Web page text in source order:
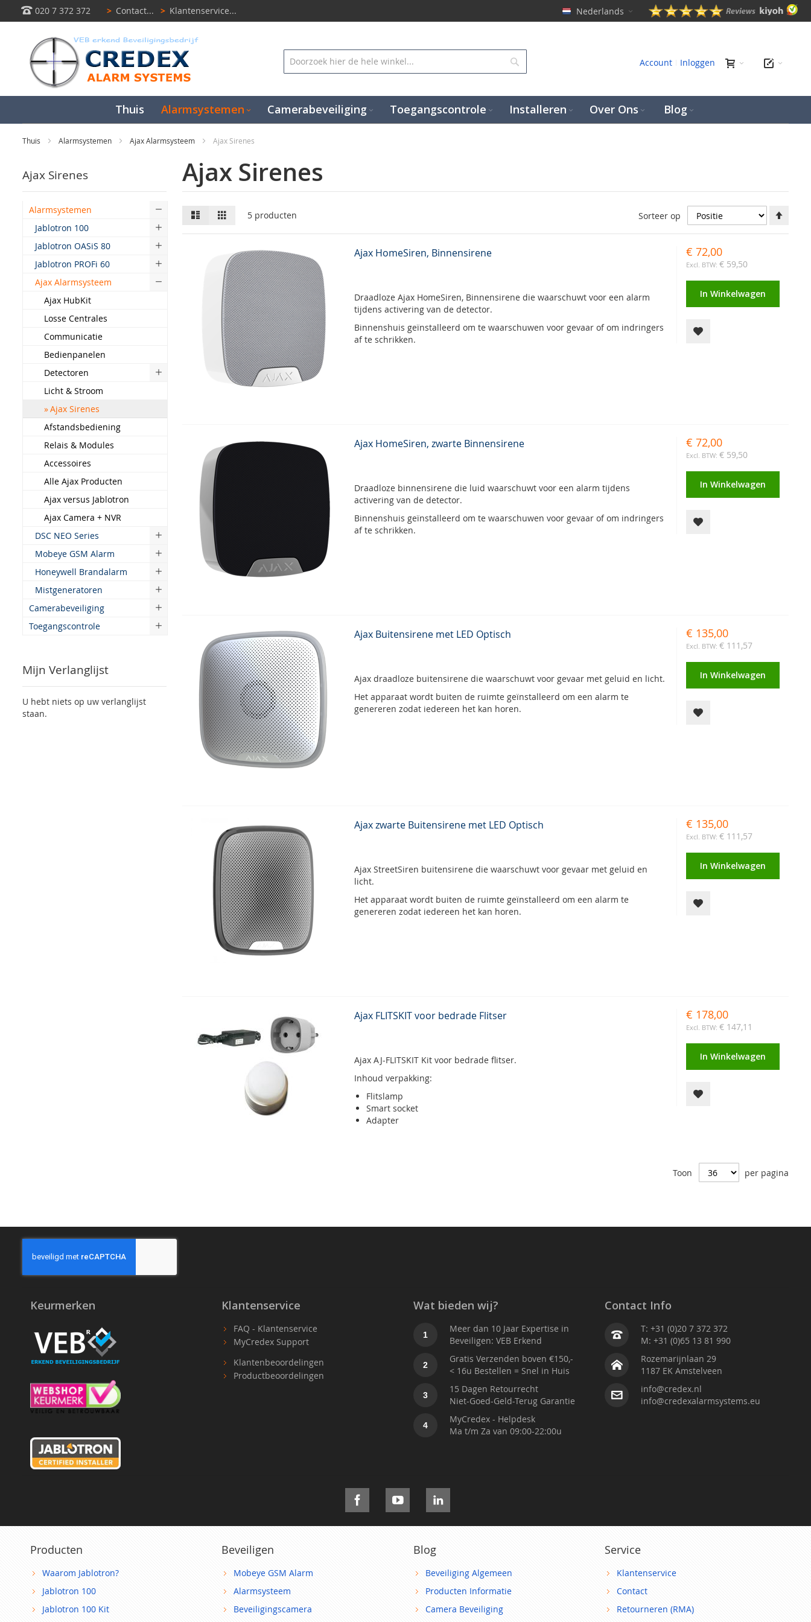
020 7 372 372 > Contact... > Klantenservice... Nederlands
Account Inloggen
Thuis Alarmsystemen Camerabeveiliging Toegangscontrole Installeren Over Ons Blog
Thuis Alarmsystemen Ajax Alarmsysteem Ajax Sirenes
Ajax Sirenes
Lijst Raster
5producten Sorteer op
Ajax HomeSiren, Binnensirene
Draadloze Ajax HomeSiren, Binnensirene die waarschuwt voor een alarm
tijdens activering van de detector.
Binnenshuis geïnstalleerd om te waarschuwen voor gevaar of om indringers
af te schrikken.
€ 72,00
€ 59,50
In Winkelwagen
Ajax HomeSiren, zwarte Binnensirene
Draadloze binnensirene die luid waarschuwt voor een alarm tijdens
activering van de detector.
Binnenshuis geïnstalleerd om te waarschuwen voor gevaar of om indringers
af te schrikken.
€ 72,00
€ 59,50
In Winkelwagen
Ajax Buitensirene met LED Optisch
Ajax draadloze buitensirene die waarschuwt voor gevaar met geluid en licht.
Het apparaat wordt buiten de ruimte geïnstalleerd om een alarm te
genereren zodat iedereen het kan horen.
€ 135,00
€ 111,57
In Winkelwagen
Ajax zwarte Buitensirene met LED Optisch
Ajax StreetSiren buitensirene die waarschuwt voor gevaar met geluid en
licht.
Het apparaat wordt buiten de ruimte geïnstalleerd om een alarm te
genereren zodat iedereen het kan horen.
€ 135,00
€ 111,57
In Winkelwagen
Ajax FLITSKIT voor bedrade Flitser
Ajax AJ-FLITSKIT Kit voor bedrade flitser.
Inhoud verpakking:
Flitslamp
Smart socket
Adapter
€ 178,00
€ 147,11
In Winkelwagen
Toon per pagina
Ajax Sirenes
Alarmsystemen
Jablotron 100
Jablotron OASiS 80
Jablotron PROFi 60
Ajax Alarmsysteem
Ajax HubKit
Losse Centrales
Communicatie
Bedienpanelen
Detectoren
Licht & Stroom
Ajax Sirenes
Afstandsbediening
Relais & Modules
Accessoires
Alle Ajax Producten
Ajax versus Jablotron
Ajax Camera + NVR
DSC NEO Series
Mobeye GSM Alarm
Honeywell Brandalarm
Mistgeneratoren
Camerabeveiliging
Toegangscontrole
Mijn Verlanglijst
U hebt niets op uw verlanglijst
staan.
Keurmerken Klantenservice
FAQ - Klantenservice
MyCredex Support
Klantenbeoordelingen
Productbeoordelingen
Wat bieden wij?
1
Meer dan 10 Jaar Expertise in
Beveiligen: VEB Erkend
2
Gratis Verzenden boven €150,-
< 16u Bestellen = Snel in Huis
3
15 Dagen Retourrecht
Niet-Goed-Geld-Terug Garantie
4
MyCredex - Helpdesk
Ma t/m Za van 09:00-22:00u
Contact Info
T: +31 (0)20 7 372 372
M: +31 (0)65 13 81 990
Rozemarijnlaan 29
1187 EK Amstelveen
info@credex.nl
info@credexalarmsystems.eu
Producten
Waarom Jablotron?
Jablotron 100
Jablotron 100 Kit
Beveiligen
Mobeye GSM Alarm
Alarmsysteem
Beveiligingscamera
Blog
Beveiliging Algemeen
Producten Informatie
Camera Beveiliging
Service
Klantenservice
Contact
Retourneren (RMA)